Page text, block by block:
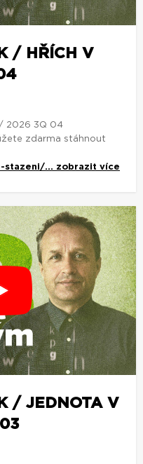
/ HŘÍCH V
2026 3Q 04
zdarma stáhnout
stazeni/... zobrazit více
/ JEDNOTA V